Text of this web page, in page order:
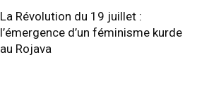
La Révolution du 19 juillet :
l’émergence d’un féminisme kurde
au Rojava